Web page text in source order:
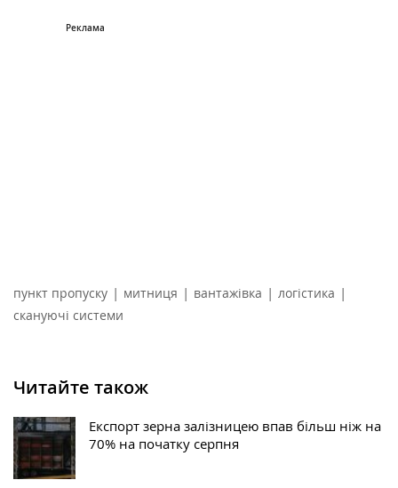
пункт пропуску | митниця | вантажівка | логістика |
скануючі системи
Читайте також
Експорт зерна залізницею впав більш ніж на
70% на початку серпня